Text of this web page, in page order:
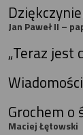
Jan Paweł II –
„Teraz jest
Grochem o
Maciej Łętowski